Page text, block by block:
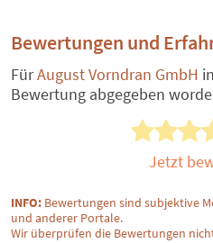
Bewertungen und
FürAugust Vorndran GmbH in
Bewertung abgegeben
Jetzt
INFO: Bewertungen sind subjektive
und anderer Portale.
Wir überprüfen die Bewertungen